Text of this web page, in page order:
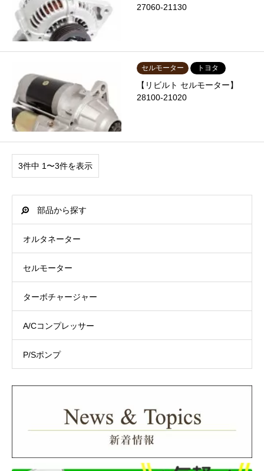
27060-21130
セルモーター トヨタ
【リビルト セルモーター】
28100-21020
3件中 1〜3件を表示
部品から探す
オルタネーター
セルモーター
ターボチャージャー
A/Cコンプレッサー
P/Sポンプ